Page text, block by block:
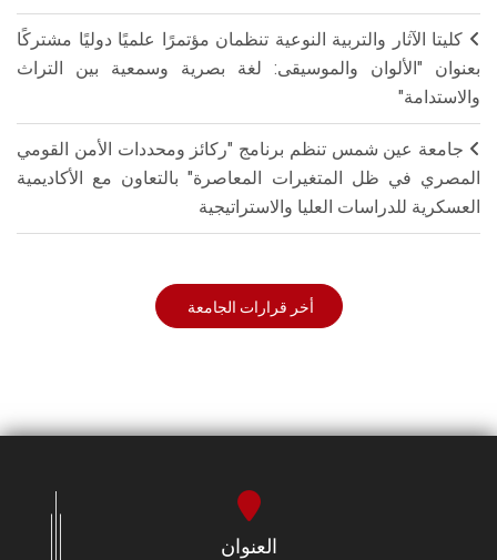
كليتا الآثار والتربية النوعية تنظمان مؤتمرًا علميًا دوليًا مشتركًا
بعنوان "الألوان والموسيقى: لغة بصرية وسمعية بين التراث
والاستدامة"
جامعة عين شمس تنظم برنامج "ركائز ومحددات الأمن القومي
المصري في ظل المتغيرات المعاصرة" بالتعاون مع الأكاديمية
العسكرية للدراسات العليا والاستراتيجية
أخر قرارات الجامعة
العنوان